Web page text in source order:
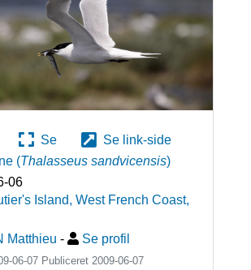
Se
Se link-side
(Thalasseus sandvicensis)
06
Island, West French Coast,
Matthieu - Se profil
06-07 Publiceret 2009-06-07